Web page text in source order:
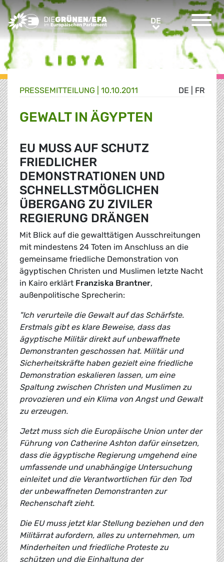
Greens/EFA Home DEDE
DE FR
PRESSE­MITTEILUNG 10.10.2011
GEWALT IN ÄGYPTEN
EU MUSS AUF SCHUTZ
FRIEDLICHER
DEMONSTRATIONEN UND
SCHNELLSTMÖGLICHEN
ÜBERGANG ZU ZIVILER
REGIERUNG DRÄNGEN
Mit Blick auf die gewalttätigen Ausschreitungen
mit mindestens 24 Toten im Anschluss an die
gemeinsame friedliche Demonstration von
ägyptischen Christen und Muslimen letzte Nacht
in Kairo erklärt Franziska Brantner,
außenpolitische Sprecherin:
"Ich verurteile die Gewalt auf das Schärfste.
Erstmals gibt es klare Beweise, dass das
ägyptische Militär direkt auf unbewaffnete
Demonstranten geschossen hat. Militär und
Sicherheitskräfte haben gezielt eine friedliche
Demonstration eskalieren lassen, um eine
Spaltung zwischen Christen und Muslimen zu
provozieren und ein Klima von Angst und Gewalt
zu erzeugen.
Jetzt muss sich die Europäische Union unter der
Führung von Catherine Ashton dafür einsetzen,
dass die ägyptische Regierung umgehend eine
umfassende und unabhängige Untersuchung
einleitet und die Verantwortlichen für den Tod
der unbewaffneten Demonstranten zur
Rechenschaft zieht.
Die EU muss jetzt klar Stellung beziehen und den
Militärrat aufordern, alles zu unternehmen, um
Minderheiten und friedliche Proteste zu
schützen und die Einhaltung der